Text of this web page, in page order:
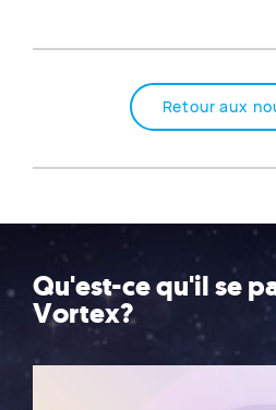
Retour aux
Qu'est-ce qu'il se
Vortex?